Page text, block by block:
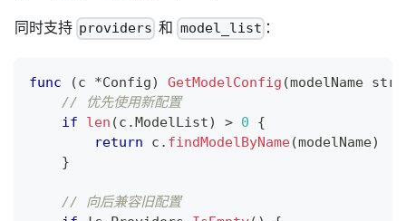
同时支持 providers 和 model_list ：
func (c *Config) GetModelConfig (modelName
// 优先使用新配置
if
len (c . ModelList) > 0
{
return c . findModelByName(modelName)
}
// 向后兼容旧配置